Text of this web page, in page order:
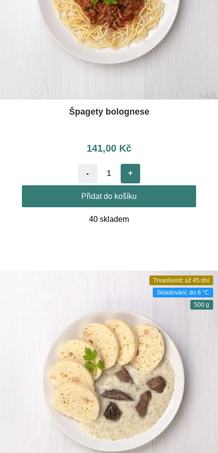
Špagety bolognese
141,00 Kč
- +
Přidat do košíku
40 skladem
Trvanlivost: až 45 dní
Skladování: do 6 °C
500 g